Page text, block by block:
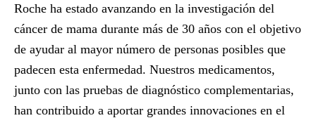
Roche ha estado avanzando en la investigación del
cáncer de mama durante más de 30 años con el objetivo
de ayudar al mayor número de personas posibles que
padecen esta enfermedad. Nuestros medicamentos,
junto con las pruebas de diagnóstico complementarias,
han contribuido a aportar grandes innovaciones en el